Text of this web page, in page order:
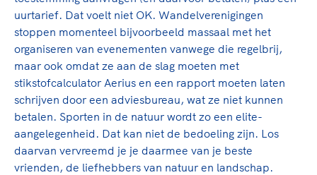
uurtarief. Dat voelt niet OK. Wandelverenigingen
stoppen momenteel bijvoorbeeld massaal met het
organiseren van evenementen vanwege die regelbrij,
maar ook omdat ze aan de slag moeten met
stikstofcalculator Aerius en een rapport moeten laten
schrijven door een adviesbureau, wat ze niet kunnen
betalen. Sporten in de natuur wordt zo een elite-
aangelegenheid. Dat kan niet de bedoeling zijn. Los
daarvan vervreemd je je daarmee van je beste
vrienden, de liefhebbers van natuur en landschap.